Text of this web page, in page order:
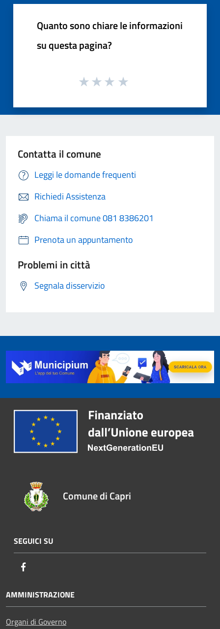
Quanto sono chiare le informazioni
su questa pagina?
Contatta il comune
Leggi le domande frequenti
Richiedi Assistenza
Chiama il comune 081 8386201
Prenota un appuntamento
Problemi in città
Segnala disservizio
Comune di Capri
SEGUICI SU
AMMINISTRAZIONE
Organi di Governo